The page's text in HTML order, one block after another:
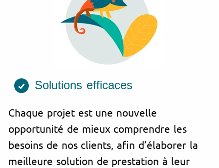
Solutions efficaces
Chaque projet est une nouvelle
opportunité de mieux comprendre les
besoins de nos clients, afin d’élaborer la
meilleure solution de prestation à leur